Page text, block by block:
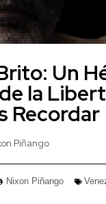
Un
la
Recordar
Piñango
Nixon Piñango